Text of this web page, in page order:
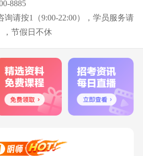
8885
询请按1（9:00-22:00），学员服务请
，节假日不休